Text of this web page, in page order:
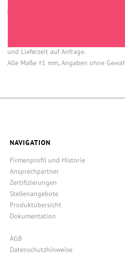
HINWEISE
und Lieferzeit auf Anfrage.
Alle Maße ±1 mm, Angaben ohne
NAVIGATION
Firmenprofil und Historie
Ansprechpartner
Zertifizierungen
Stellenangebote
Produktübersicht
Dokumentation
AGB
Datenschutzhinweise